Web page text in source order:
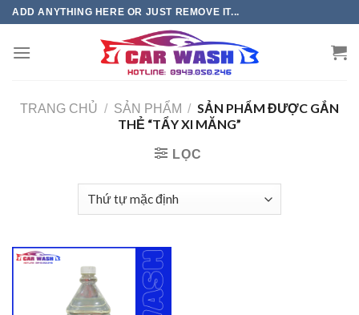
Chuyển
phần
ADD ANYTHING HERE OR JUST REMOVE IT...
TRANG CHỦ / SẢN PHẨM / SẢN PHẨM ĐƯỢC GẮN
THẺ “TẨY XI MĂNG”
LỌC